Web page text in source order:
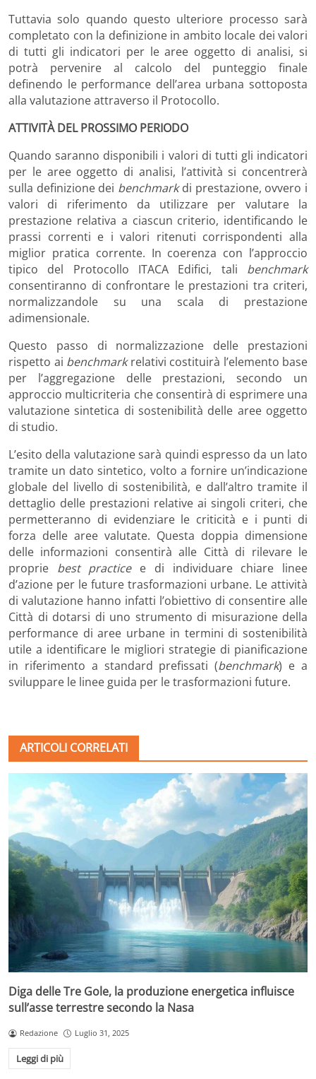
Tuttavia solo quando questo ulteriore processo sarà
completato con la definizione in ambito locale dei valori
di tutti gli indicatori per le aree oggetto di analisi, si
potrà pervenire al calcolo del punteggio finale
definendo le performance dell’area urbana sottoposta
alla valutazione attraverso il Protocollo.
ATTIVITÀ DEL PROSSIMO PERIODO
Quando saranno disponibili i valori di tutti gli indicatori
per le aree oggetto di analisi, l’attività si concentrerà
sulla definizione dei benchmarkdi prestazione, ovvero i
valori di riferimento da utilizzare per valutare la
prestazione relativa a ciascun criterio, identificando le
prassi correnti e i valori ritenuti corrispondenti alla
miglior pratica corrente. In coerenza con l’approccio
tipico del Protocollo ITACA Edifici, tali benchmark
consentiranno di confrontare le prestazioni tra criteri,
normalizzandole su una scala di prestazione
adimensionale.
Questo passo di normalizzazione delle prestazioni
rispetto ai benchmarkrelativi costituirà l’elemento base
per l’aggregazione delle prestazioni, secondo un
approccio multicriteria che consentirà di esprimere una
valutazione sintetica di sostenibilità delle aree oggetto
di studio.
L’esito della valutazione sarà quindi espresso da un lato
tramite un dato sintetico, volto a fornire un’indicazione
globale del livello di sostenibilità, e dall’altro tramite il
dettaglio delle prestazioni relative ai singoli criteri, che
permetteranno di evidenziare le criticità e i punti di
forza delle aree valutate. Questa doppia dimensione
delle informazioni consentirà alle Città di rilevare le
proprie best practicee di individuare chiare linee
d’azione per le future trasformazioni urbane. Le attività
di valutazione hanno infatti l’obiettivo di consentire alle
Città di dotarsi di uno strumento di misurazione della
performance di aree urbane in termini di sostenibilità
utile a identificare le migliori strategie di pianificazione
in riferimento a standard prefissati (benchmark) e a
sviluppare le linee guida per le trasformazioni future.
ARTICOLI CORRELATI
Diga delle Tre Gole, la produzione energetica influisce
sull’asse terrestre secondo la Nasa
Redazione Luglio 31, 2025
Leggi di più